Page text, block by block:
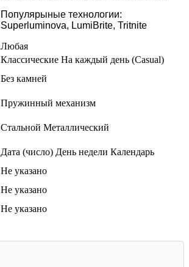
Популярыные технологии:
Superluminova, LumiBrite, Tritnite
Любая
Классические На каждый день (Casual)
Без камней
Пружинный механизм
Стальной Металлический
Дата (число) День недели Календарь
Не указано
Не указано
Не указано